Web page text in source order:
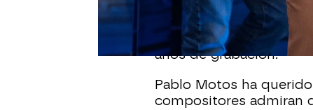
Hormiguero’.El
documental
Aranoa nos muestra el
años de grabación.
Pablo Motos ha
compositores admiran